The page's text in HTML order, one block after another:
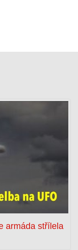
armáda střílela